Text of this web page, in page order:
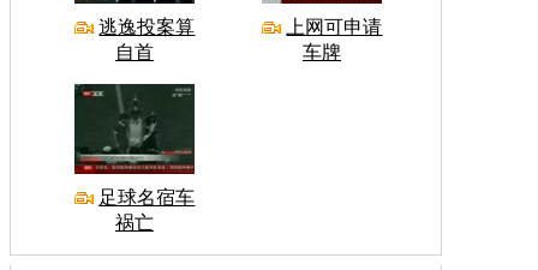
逃逸投案算
自首
上网可申请
车牌
足球名宿车
祸亡